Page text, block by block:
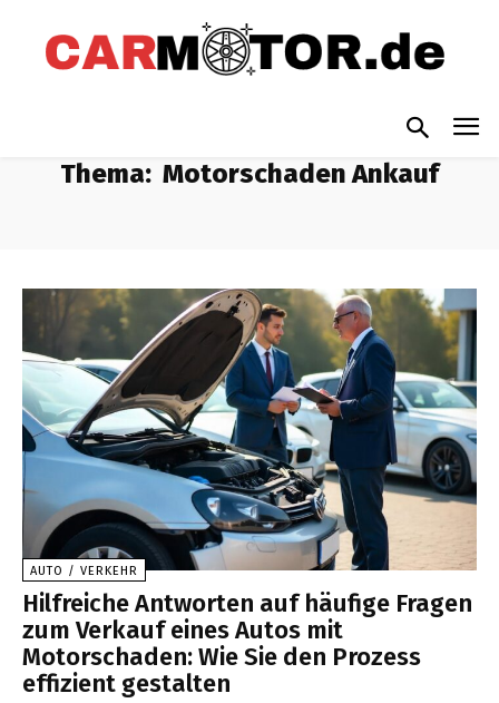
Thema: Motorschaden Ankauf
AUTO / VERKEHR
Hilfreiche Antworten auf häufige Fragen
zum Verkauf eines Autos mit
Motorschaden: Wie Sie den Prozess
effizient gestalten